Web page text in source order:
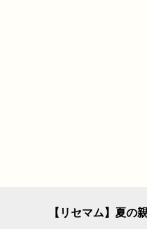
【リセマム】夏の